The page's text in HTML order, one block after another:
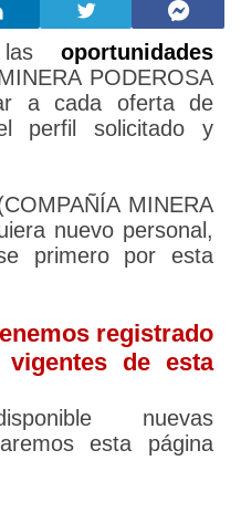
las oportunidades
PODEROSA
a cada oferta de
perfil solicitado y
MINERA
nuevo personal,
primero por esta
registrado
de esta
nuevas
esta página